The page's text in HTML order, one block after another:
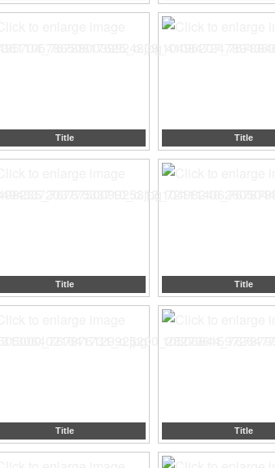
Title Title
Title Title
Title Title